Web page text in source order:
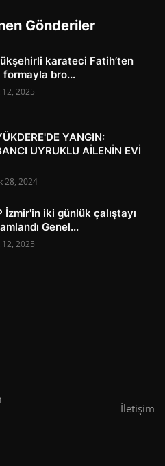
Gönderiler
karateci Fatih’ten
formayla bro...
12, 2025
YANGIN:
UYRUKLU AİLENİN EVİ
28, 2024
İzmir'in iki günlük çalıştayı
Genel...
12, 2025
İletişim